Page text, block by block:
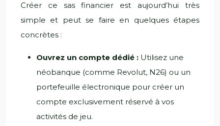
Créer ce sas financier est aujourd’hui très
simple et peut se faire en quelques étapes
concrètes :
Ouvrez un compte dédié : Utilisez une
néobanque (comme Revolut, N26) ou un
portefeuille électronique pour créer un
compte exclusivement réservé à vos
activités de jeu.